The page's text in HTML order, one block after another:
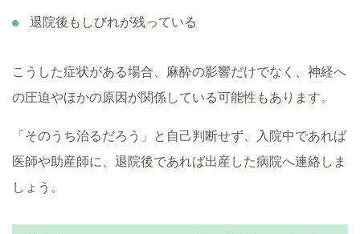
退院後もしびれが残っている
こうした症状がある場合、麻酔の影響だけでなく、神経へ
の圧迫やほかの原因が関係している可能性もあります。
「そのうち治るだろう」と自己判断せず、入院中であれば
医師や助産師に、退院後であれば出産した病院へ連絡しま
しょう。